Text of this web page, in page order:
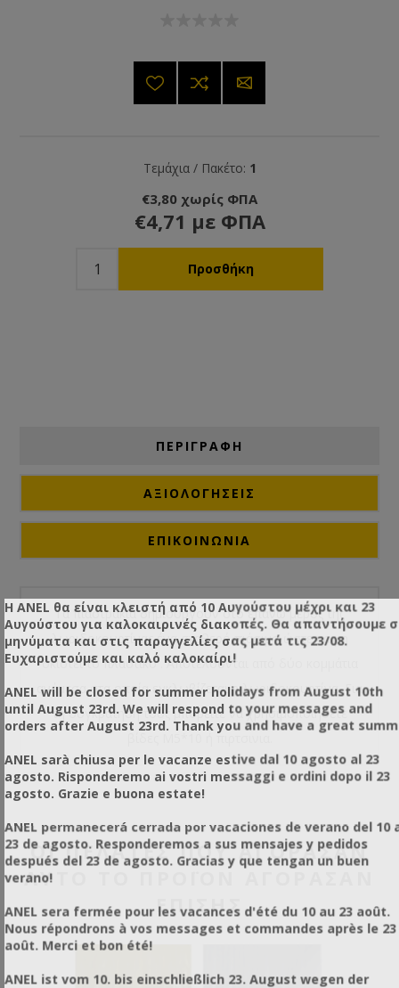
Τεμάχια / Πακέτο: 1
€3,80 χωρίς ΦΠΑ
€4,71 με ΦΠΑ
ΠΕΡΙΓΡΑΦΗ
ΑΞΙΟΛΟΓΉΣΕΙΣ
ΕΠΙΚΟΙΝΩΝΙΑ
Τα πιαστράκια δημιουργούν στο επάνω μέρος της
λωριδοκουρτίνας ένα σταθερό πιάσιμο ώστε να μη
σκιστεί το πλαστικό . Αποτελούνται από δύο κομμάτια
ανάμεσα στα οποία εγκλωβίζεται η λωριδοκουρτίνα. Για
τη συγκράτησή τους μπορείτε να χρησιμοποιήσετε
βίδες Μ5*10 ή πιρτσινια.
ΟΙ ΠΕΛΆΤΕΣ ΠΟΥ ΑΓΌΡΑΣΑΝ
ΑΥΤΌ ΤΟ ΠΡΟΪΌΝ ΑΓΌΡΑΣΑΝ
ΕΠΊΣΗΣ
Η ANEL θα είναι κλειστή από 10 Αυγούστου μέχρι και 23
Αυγούστου για καλοκαιρινές διακοπές. Θα απαντήσουμε
μηνύματα και στις παραγγελίες σας μετά τις 23/08.
Ευχαριστούμε και καλό καλοκαίρι!
ANEL will be closed for summer holidays from August 10th
until August 23rd. We will respond to your messages and
orders after August 23rd. Thank you and have a great
ANEL sarà chiusa per le vacanze estive dal 10 agosto al 23
agosto. Risponderemo ai vostri messaggi e ordini dopo il 23
agosto. Grazie e buona estate!
ANEL permanecerá cerrada por vacaciones de verano del 10
23 de agosto. Responderemos a sus mensajes y pedidos
después del 23 de agosto. Gracias y que tengan un buen
verano!
ANEL sera fermée pour les vacances d'été du 10 au 23 août.
Nous répondrons à vos messages et commandes après le 23
août. Merci et bon été!
ANEL ist vom 10. bis einschließlich 23. August wegen der